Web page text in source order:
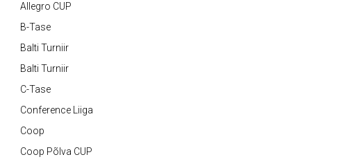
Allegro CUP
B-Tase
Balti Turniir
Balti Turniir
C-Tase
Conference Liiga
Coop
Coop Põlva CUP